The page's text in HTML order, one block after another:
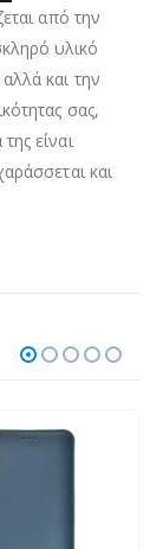
από την
υλικό
και την
σας,
είναι
και